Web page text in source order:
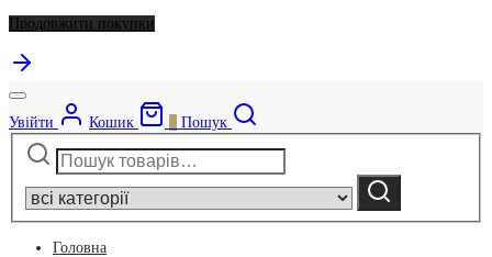
Продовжити покупки
Увійти Кошик
Пошук
Шукати:
category:
Шукати
Головна